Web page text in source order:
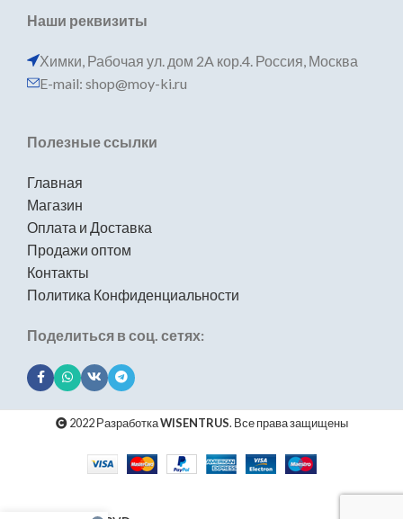
Наши реквизиты
Химки, Рабочая ул. дом 2A кор.4. Россия, Москва
E-mail: shop@moy-ki.ru
Полезные ссылки
Главная
Магазин
Оплата и Доставка
Продажи оптом
Контакты
Политика Конфиденциальности
Поделиться в соц. сетях:
2022 РазработкаWISENTRUS. Все права защищены